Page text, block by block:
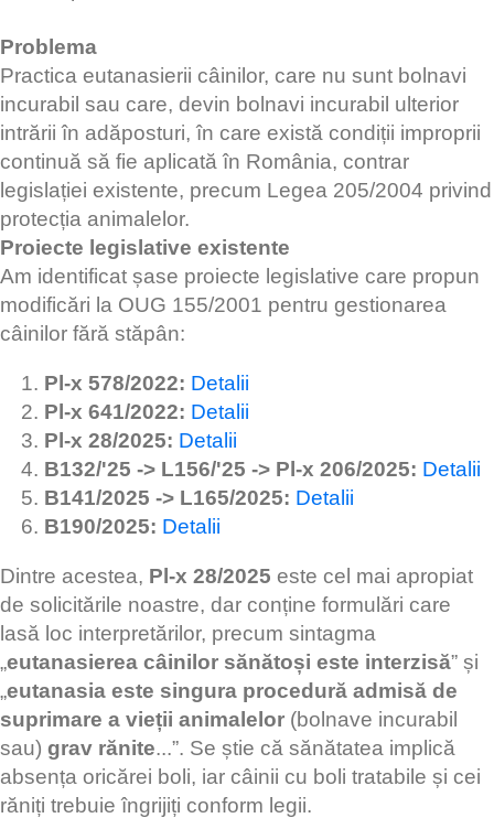
Problema
Practica eutanasierii câinilor, care nu sunt bolnavi
incurabil sau care, devin bolnavi incurabil ulterior
intrării în adăposturi, în care există condiții improprii
continuă să fie aplicată în România, contrar
legislației existente, precum Legea 205/2004 privind
protecția animalelor.
Proiecte legislative existente
Am identificat șase proiecte legislative care propun
modificări la OUG 155/2001 pentru gestionarea
câinilor fără stăpân:
Pl-x 578/2022: Detalii
Pl-x 641/2022: Detalii
Pl-x 28/2025: Detalii
B132/'25 -> L156/'25 -> Pl-x 206/2025: Detalii
B141/2025 -> L165/2025: Detalii
B190/2025: Detalii
Dintre acestea, Pl-x 28/2025 este cel mai apropiat
de solicitările noastre, dar conține formulări care
lasă loc interpretărilor, precum sintagma
„eutanasierea câinilor sănătoși este interzisă” și
„eutanasia este singura procedură admisă de
suprimare a vieții animalelor (bolnave incurabil
sau) grav rănite...”. Se știe că sănătatea implică
absența oricărei boli, iar câinii cu boli tratabile și cei
răniți trebuie îngrijiți conform legii.